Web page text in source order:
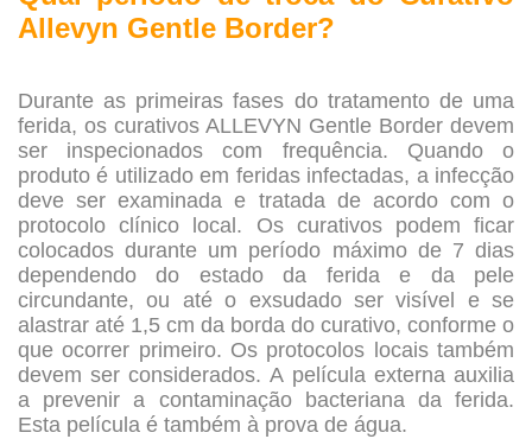
Allevyn Gentle Border?
Durante as primeiras fases do tratamento de uma
ferida, os curativos ALLEVYN Gentle Border devem
ser inspecionados com frequência. Quando o
produto é utilizado em feridas infectadas, a infecção
deve ser examinada e tratada de acordo com o
protocolo clínico local. Os curativos podem ficar
colocados durante um período máximo de 7 dias
dependendo do estado da ferida e da pele
circundante, ou até o exsudado ser visível e se
alastrar até 1,5 cm da borda do curativo, conforme o
que ocorrer primeiro. Os protocolos locais também
devem ser considerados. A película externa auxilia
a prevenir a contaminação bacteriana da ferida.
Esta película é também à prova de água.